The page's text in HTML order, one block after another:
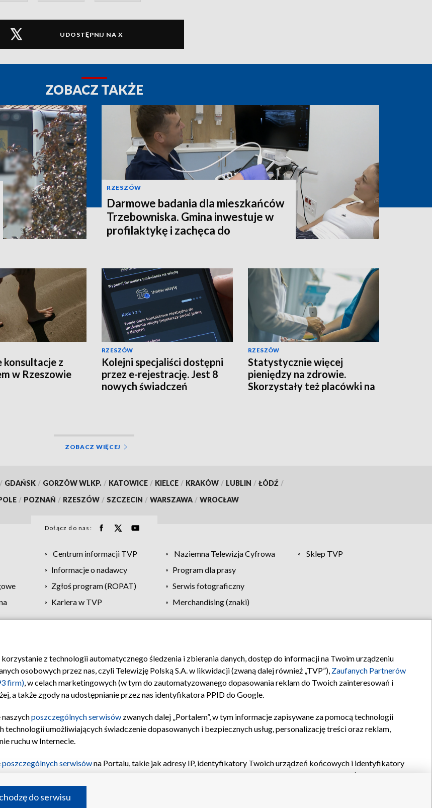
UDOSTĘPNIJ NA X
ZOBACZ TAKŻE
RZESZÓW
Darmowe badania dla mieszkańców
Trzebowniska. Gmina inwestuje w
profilaktykę i zachęca do
konsultacje z
w Rzeszowie
RZESZÓW
Kolejni specjaliści dostępni
przez e-rejestrację. Jest 8
nowych świadczeń
RZESZÓW
Statystycznie więcej
pieniędzy na zdrowie.
Skorzystały też placówki na
ZOBACZ WIĘCEJ
/ GDAŃSK / GORZÓW WLKP. / KATOWICE / KIELCE / KRAKÓW / LUBLIN / ŁÓDŹ /
/ POZNAŃ / RZESZÓW / SZCZECIN / WARSZAWA / WROCŁAW
Dołącz do nas:
Centrum informacji TVP Naziemna Telewizja Cyfrowa
Sklep TVP
Informacje o nadawcy
Program dla prasy
Zgłoś program (ROPAT)
Serwis fotograficzny
Kariera w TVP
Merchandising (znaki)
prywatności Moje zgody Pomoc Biuro reklamy Kontakt
z technologii automatycznego śledzenia i zbierania danych, dostęp do informacji na Twoim urządzeniu
osobowych przez nas, czyli Telewizję Polską S.A. w likwidacji (zwaną dalej również „TVP”), Zaufanych Partnerów
firm), w celach marketingowych (w tym do zautomatyzowanego dopasowania reklam do Twoich zainteresowań i
a także zgody na udostępnianie przez nas identyfikatora PPID do Google.
poszczególnych serwisów zwanych dalej „Portalem”, w tym informacje zapisywane za pomocą technologii
umożliwiających świadczenie dopasowanych i bezpiecznych usług, personalizację treści oraz reklam,
ruchu w Internecie.
poszczególnych serwisówna Portalu, takie jak adresy IP, identyfikatory Twoich urządzeń końcowych i identyfikatory
oraz pozostałych
informacji na urządzeniu lub dostęp do nich, wyboru podstawowych reklam, wyboru spersonalizowanych
spersonalizowanych treści, wyboru spersonalizowanych treści, pomiaru wydajności reklam, pomiaru wydajności
do serwisu